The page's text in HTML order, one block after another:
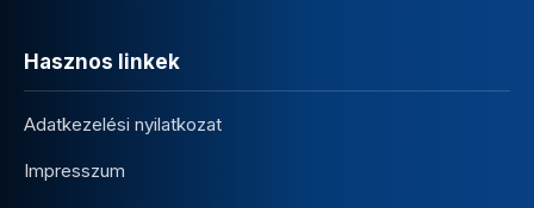
Hasznos linkek
Adatkezelési nyilatkozat
Impresszum